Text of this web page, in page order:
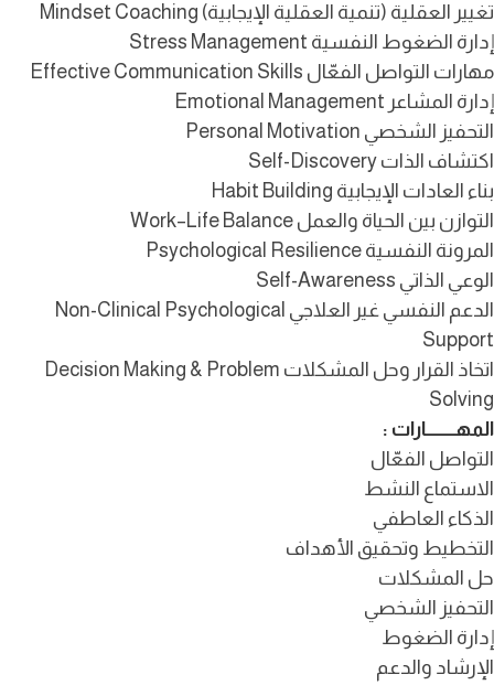
تغيير العقلية (تنمية العقلية الإيجابية) Mindset Coaching
إدارة الضغوط النفسية Stress Management
مهارات التواصل الفعّال Effective Communication Skills
إدارة المشاعر Emotional Management
التحفيز الشخصي Personal Motivation
اكتشاف الذات Self-Discovery
بناء العادات الإيجابية Habit Building
التوازن بين الحياة والعمل Work–Life Balance
المرونة النفسية Psychological Resilience
الوعي الذاتي Self-Awareness
الدعم النفسي غير العلاجي Non-Clinical Psychological
Support
اتخاذ القرار وحل المشكلات Decision Making & Problem
Solving
المهـــــــــارات :
التواصل الفعّال
الاستماع النشط
الذكاء العاطفي
التخطيط وتحقيق الأهداف
حل المشكلات
التحفيز الشخصي
إدارة الضغوط
الإرشاد والدعم